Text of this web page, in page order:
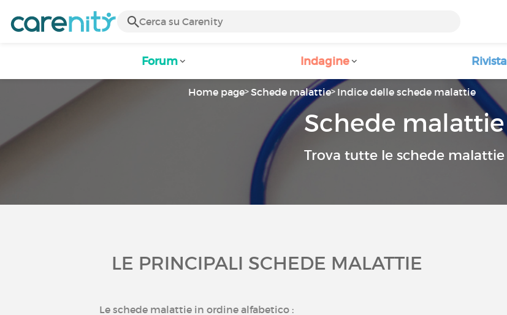
Forum Indagine Rivista
Home page Schede malattie Indice delle schede malattie
Schede malattie
Trova tutte le schede malattie
LE PRINCIPALI SCHEDE MALATTIE
Le schede malattie in ordine alfabetico :